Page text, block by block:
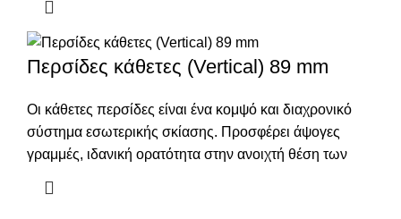
Περσίδες κάθετες (Vertical) 89 mm
Οι κάθετες περσίδες είναι ένα κομψό και διαχρονικό
σύστημα εσωτερικής σκίασης. Προσφέρει άψογες
γραμμές, ιδανική ορατότητα στην ανοιχτή θέση των